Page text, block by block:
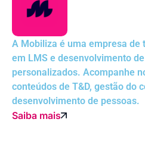
A Mobiliza é uma empresa de
em LMS e desenvolvimento
personalizados. Acompanhe
conteúdos de T&D, gestão do
desenvolvimento de pessoas.
Saiba mais